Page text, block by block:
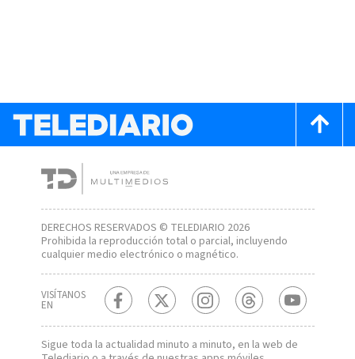
DERECHOS RESERVADOS © TELEDIARIO 2026
Prohibida la reproducción total o parcial, incluyendo
cualquier medio electrónico o magnético.
VISÍTANOS
EN
Sigue toda la actualidad minuto a minuto, en la web de